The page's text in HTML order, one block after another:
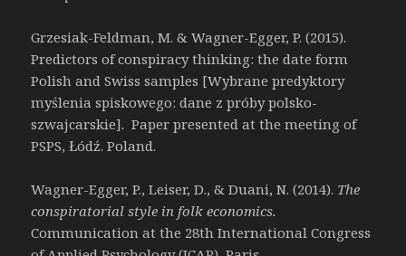
Grzesiak-Feldman, M. & Wagner-Egger, P. (2015).
Predictors of conspiracy thinking: the date form
Polish and Swiss samples [Wybrane predyktory
myślenia spiskowego: dane z próby polsko-
szwajcarskie]. Paper presented at the meeting of
PSPS, Łódź. Poland.
Wagner-Egger, P., Leiser, D., & Duani, N. (2014). The
conspiratorial style in folk economics.
Communication at the 28th International Congress